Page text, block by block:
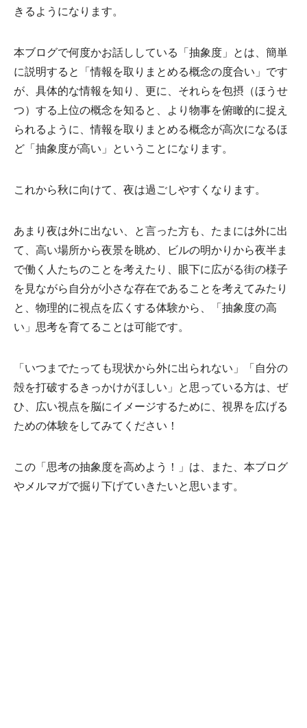
きるようになります。
本ブログで何度かお話ししている「抽象度」とは、簡単
に説明すると「情報を取りまとめる概念の度合い」です
が、具体的な情報を知り、更に、それらを包摂（ほうせ
つ）する上位の概念を知ると、より物事を俯瞰的に捉え
られるように、情報を取りまとめる概念が高次になるほ
ど「抽象度が高い」ということになります。
これから秋に向けて、夜は過ごしやすくなります。
あまり夜は外に出ない、と言った方も、たまには外に出
て、高い場所から夜景を眺め、ビルの明かりから夜半ま
で働く人たちのことを考えたり、眼下に広がる街の様子
を見ながら自分が小さな存在であることを考えてみたり
と、物理的に視点を広くする体験から、「抽象度の高
い」思考を育てることは可能です。
「いつまでたっても現状から外に出られない」「自分の
殻を打破するきっかけがほしい」と思っている方は、ぜ
ひ、広い視点を脳にイメージするために、視界を広げる
ための体験をしてみてください！
この「思考の抽象度を高めよう！」は、また、本ブログ
やメルマガで掘り下げていきたいと思います。